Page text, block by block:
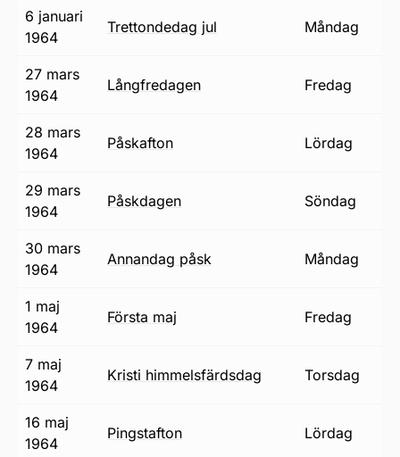
6 januari
1964
trettondedag jul måndag
27 mars
1964
långfredagen fredag
28 mars
1964
påskafton lördag
29 mars
1964
påskdagen söndag
30 mars
1964
annandag påsk måndag
1 maj
1964
första maj fredag
7 maj
1964
Kristi himmelsfärdsdag torsdag
16 maj
1964
pingstafton lördag